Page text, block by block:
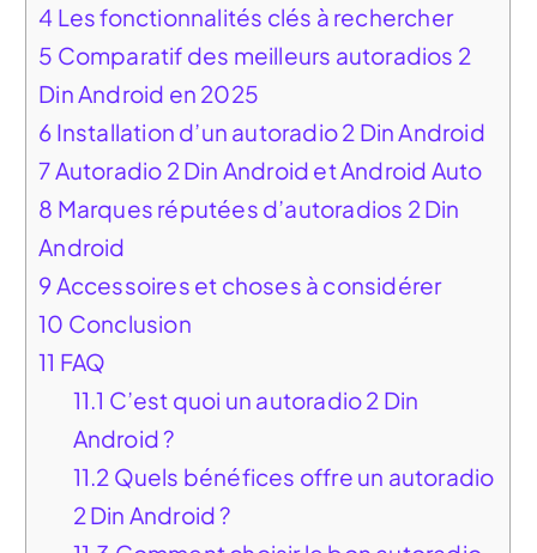
4 Les fonctionnalités clés à rechercher
5 Comparatif des meilleurs autoradios 2
Din Android en 2025
6 Installation d’un autoradio 2 Din Android
7Autoradio 2 Din Android et Android Auto
8 Marques réputées d’autoradios 2 Din
Android
9Accessoires et choses à considérer
10 Conclusion
11 FAQ
11.1 C’est quoi un autoradio 2 Din
Android ?
11.2 Quels bénéfices offre un autoradio
2 Din Android ?